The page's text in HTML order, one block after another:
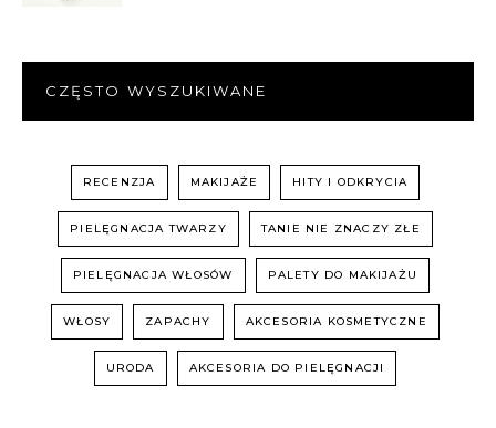
CZĘSTO WYSZUKIWANE
RECENZJA MAKIJAŻE HITY I ODKRYCIA
PIELĘGNACJA TWARZY TANIE NIE ZNACZY ZŁE
PIELĘGNACJA WŁOSÓW PALETY DO MAKIJAŻU
WŁOSY ZAPACHY AKCESORIA KOSMETYCZNE
URODA AKCESORIA DO PIELĘGNACJI